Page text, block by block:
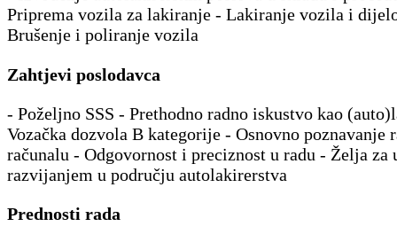
Priprema vozila za lakiranje - Lakiranje vozila i
Brušenje i poliranje vozila
Zahtjevi poslodavca
- Poželjno SSS - Prethodno radno iskustvo kao
Vozačka dozvola B kategorije - Osnovno poznavanje
računalu - Odgovornost i preciznost u radu - Želja za
razvijanjem u području autolakirerstva
Prednosti rada